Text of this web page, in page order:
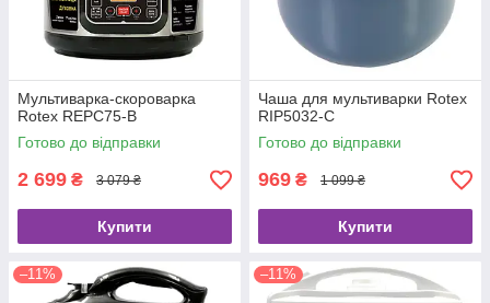
Мультиварка-скороварка
Rotex REPC75-B
Готово до відправки
2 699 ₴ 3 079 ₴
Купити
Чаша для мультиварки Rotex
RIP5032-C
Готово до відправки
969 ₴ 1 099 ₴
Купити
–11% –11%